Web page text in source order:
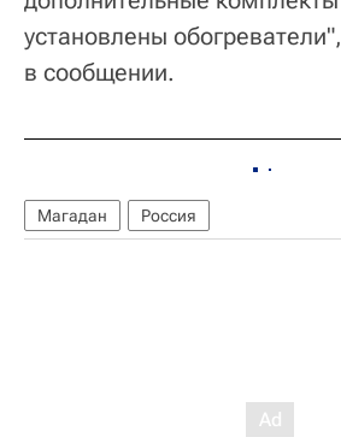
установлены
в сообщении.
Магадан Россия